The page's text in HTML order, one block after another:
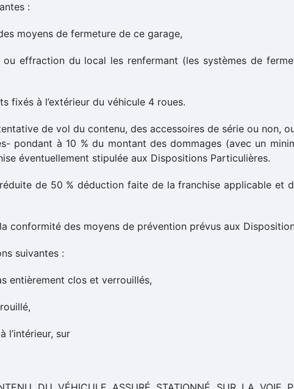
:
moyens de fermeture de ce garage,
effraction du local les renfermant (les systèmes de
fixés à l’extérieur du véhicule 4 roues.
de vol du contenu, des accessoires de série ou non,
pondant à 10 % du montant des dommages (avec un
éventuellement stipulée aux Dispositions Particulières.
de 50 % déduction faite de la franchise applicable et
conformité des moyens de prévention prévus aux
suivantes :
entièrement clos et verrouillés,
l’intérieur, sur